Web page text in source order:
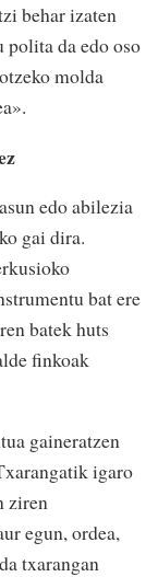
behar izaten
da edo oso
molda
edo abilezia
gai dira.
bat ere
batek huts
finkoak
gaineratzen
igaro
ziren
egun, ordea,
txarangan